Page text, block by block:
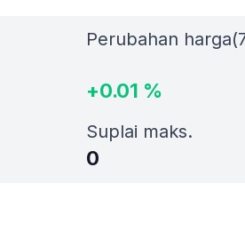
Perubahan
+0.01 %
Suplai maks.
0